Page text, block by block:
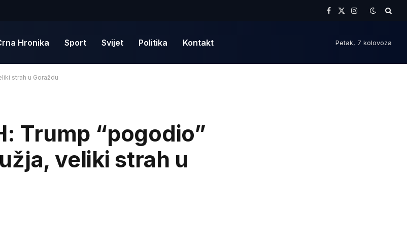
Facebook
X
Instagram
Hronika Sport Svijet Politika Kontakt Petak, 7 kolovoza
strah u Goraždu
Trump “pogodio”
veliki strah u